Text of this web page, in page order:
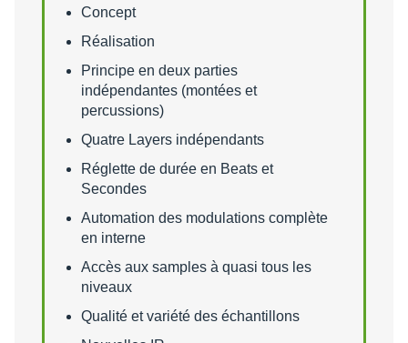
Points forts
Concept
Réalisation
Principe en deux parties
indépendantes (montées et
percussions)
Quatre Layers indépendants
Réglette de durée en Beats et
Secondes
Automation des modulations complète
en interne
Accès aux samples à quasi tous les
niveaux
Qualité et variété des échantillons